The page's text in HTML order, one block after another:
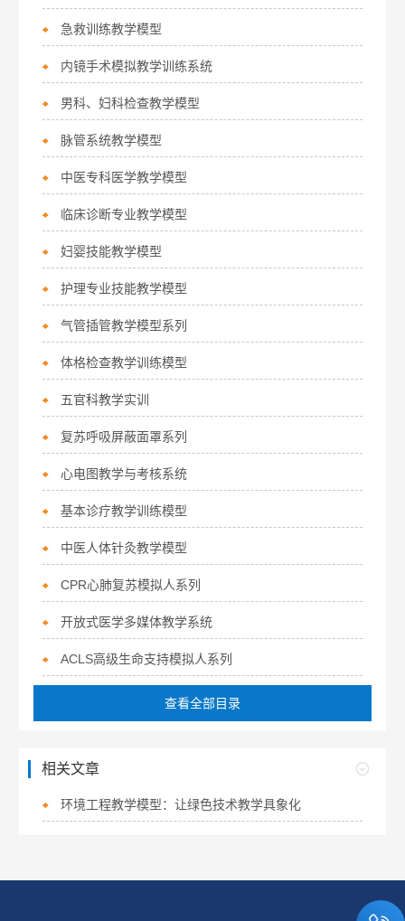
急救训练教学模型
内镜手术模拟教学训练系统
男科、妇科检查教学模型
脉管系统教学模型
中医专科医学教学模型
临床诊断专业教学模型
妇婴技能教学模型
护理专业技能教学模型
气管插管教学模型系列
体格检查教学训练模型
五官科教学实训
复苏呼吸屏蔽面罩系列
心电图教学与考核系统
基本诊疗教学训练模型
中医人体针灸教学模型
CPR心肺复苏模拟人系列
开放式医学多媒体教学系统
ACLS高级生命支持模拟人系列
查看全部目录
相关文章
环境工程教学模型：让绿色技术教学具象化